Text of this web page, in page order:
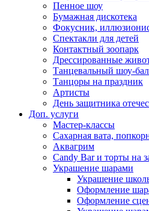
Пенное шоу
Бумажная дискотека
Фокусник,
Спектакли для детей
Контактный зоопарк
Дрессированные
Танцевальный шоу-
Танцоры на праздник
Артисты
День защитника
Доп. услуги
Мастер-классы
Сахарная вата,
Аквагрим
Candy Bar и торты на
Украшение шарами
Украшение
Оформление
Оформление